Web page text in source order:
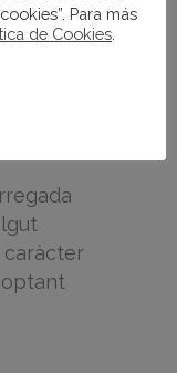
caràcter
Para más
de Cookies